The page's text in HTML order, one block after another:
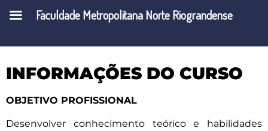
PÚBLICA
INFORMAÇÕES DO CURSO
OBJETIVO PROFISSIONAL
Desenvolver conhecimento teórico e habilidades
Faculdade Metropolitana Norte Riograndense